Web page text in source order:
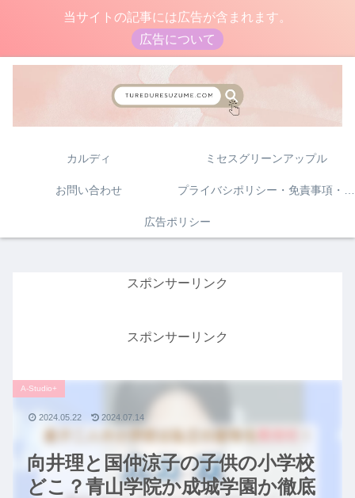
当サイトの記事には広告が含まれます。
広告について
カルディ ミセスグリーンアップル
お問い合わせ
広告ポリシー
スポンサーリンク
スポンサーリンク
向井理と国仲涼子の子供の小学校
どこ？青山学院か成城学園か徹底
A-Studio+
2024.05.22 2024.07.14